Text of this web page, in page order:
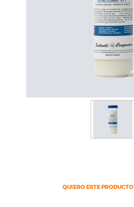
QUIERO ESTE PRODUCTO